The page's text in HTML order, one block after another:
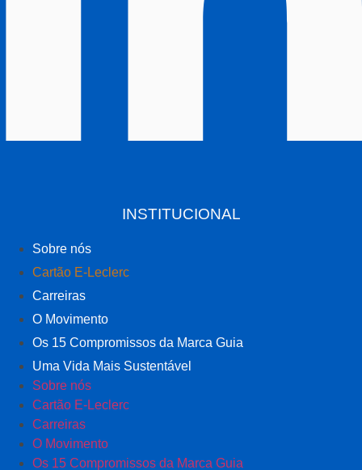
INSTITUCIONAL
Sobre nós
Cartão E-Leclerc
Carreiras
O Movimento
Os 15 Compromissos da Marca Guia
Uma Vida Mais Sustentável
Sobre nós
Cartão E-Leclerc
Carreiras
O Movimento
Os 15 Compromissos da Marca Guia